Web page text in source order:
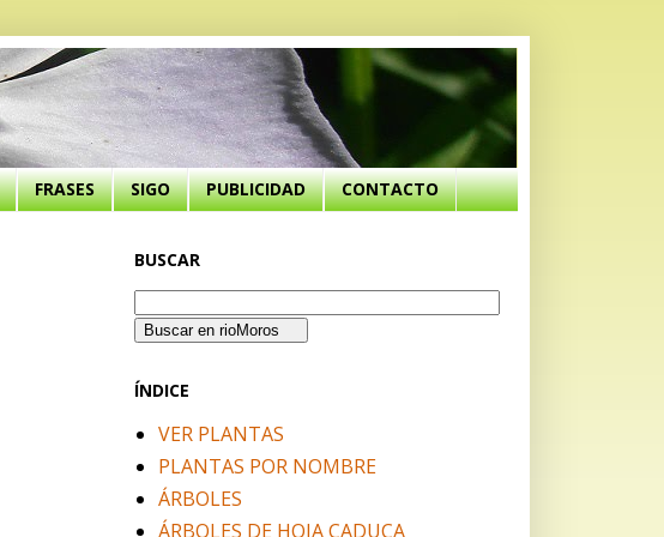
FRASES SIGO PUBLICIDAD CONTACTO
BUSCAR
ÍNDICE
VER PLANTAS
PLANTAS POR NOMBRE
ÁRBOLES
ÁRBOLES DE HOJA CADUCA